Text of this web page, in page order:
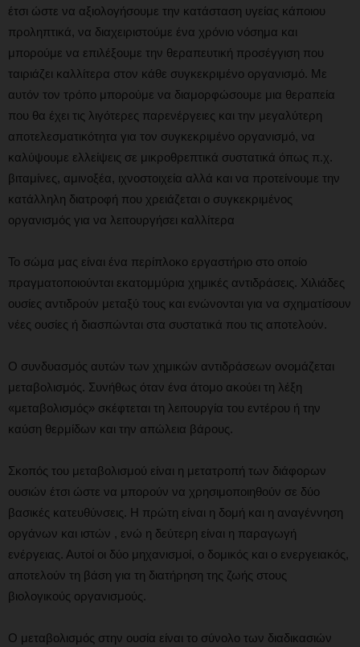
έτσι ώστε να αξιολογήσουμε την κατάσταση υγείας κάποιου
προληπτικά, να διαχειριστούμε ένα χρόνιο νόσημα και
μπορούμε να επιλέξουμε την θεραπευτική προσέγγιση που
ταιριάζει καλλίτερα στον κάθε συγκεκριμένο οργανισμό. Με
αυτόν τον τρόπο μπορούμε να διαμορφώσουμε μια θεραπεία
που θα έχει τις λιγότερες παρενέργειες και την μεγαλύτερη
αποτελεσματικότητα για τον συγκεκριμένο οργανισμό, να
καλύψουμε ελλείψεις σε μικροθρεπτικά συστατικά όπως π.χ.
βιταμίνες, αμινοξέα, ιχνοστοιχεία αλλά και να προτείνουμε την
κατάλληλη διατροφή που χρειάζεται ο συγκεκριμένος
οργανισμός για να λειτουργήσει καλλίτερα
Το σώμα μας είναι ένα περίπλοκο εργαστήριο στο οποίο
πραγματοποιούνται εκατομμύρια χημικές αντιδράσεις. Χιλιάδες
ουσίες αντιδρούν μεταξύ τους και ενώνονται για να σχηματίσουν
νέες ουσίες ή διασπώνται στα συστατικά που τις αποτελούν.
Ο συνδυασμός αυτών των χημικών αντιδράσεων ονομάζεται
μεταβολισμός. Συνήθως όταν ένα άτομο ακούει τη λέξη
«μεταβολισμός» σκέφτεται τη λειτουργία του εντέρου ή την
καύση θερμίδων και την απώλεια βάρους.
Σκοπός του μεταβολισμού είναι η μετατροπή των διάφορων
ουσιών έτσι ώστε να μπορούν να χρησιμοποιηθούν σε δύο
βασικές κατευθύνσεις. Η πρώτη είναι η δομή και η αναγέννηση
οργάνων και ιστών , ενώ η δεύτερη είναι η παραγωγή
ενέργειας. Αυτοί οι δύο μηχανισμοί, ο δομικός και ο ενεργειακός,
αποτελούν τη βάση για τη διατήρηση της ζωής στους
βιολογικούς οργανισμούς.
Ο μεταβολισμός στην ουσία είναι το σύνολο των διαδικασιών